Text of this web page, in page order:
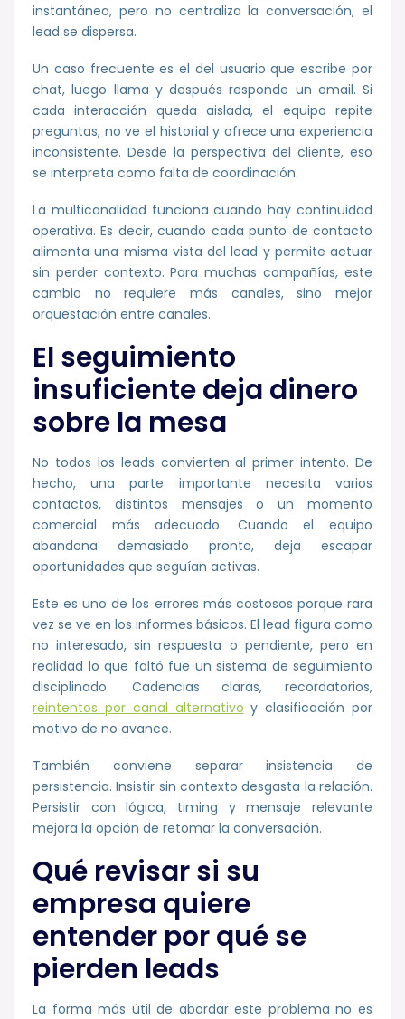
instantánea, pero no centraliza la conversación, el
lead se dispersa.
Un caso frecuente es el del usuario que escribe por
chat, luego llama y después responde un email. Si
cada interacción queda aislada, el equipo repite
preguntas, no ve el historial y ofrece una experiencia
inconsistente. Desde la perspectiva del cliente, eso
se interpreta como falta de coordinación.
La multicanalidad funciona cuando hay continuidad
operativa. Es decir, cuando cada punto de contacto
alimenta una misma vista del lead y permite actuar
sin perder contexto. Para muchas compañías, este
cambio no requiere más canales, sino mejor
orquestación entre canales.
El seguimiento
insuficiente deja dinero
sobre la mesa
No todos los leads convierten al primer intento. De
hecho, una parte importante necesita varios
contactos, distintos mensajes o un momento
comercial más adecuado. Cuando el equipo
abandona demasiado pronto, deja escapar
oportunidades que seguían activas.
Este es uno de los errores más costosos porque rara
vez se ve en los informes básicos. El lead figura como
no interesado, sin respuesta o pendiente, pero en
realidad lo que faltó fue un sistema de seguimiento
disciplinado. Cadencias claras, recordatorios,
reintentos por canal alternativo y clasificación por
motivo de no avance.
También conviene separar insistencia de
persistencia. Insistir sin contexto desgasta la relación.
Persistir con lógica, timing y mensaje relevante
mejora la opción de retomar la conversación.
Qué revisar si su
empresa quiere
entender por qué se
pierden leads
La forma más útil de abordar este problema no es